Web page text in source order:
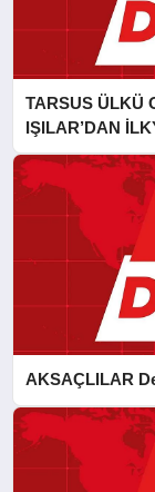
TARSUS ÜLKÜ
IŞILAR’DAN
CAN FİDAN’A
AKSAÇLILAR